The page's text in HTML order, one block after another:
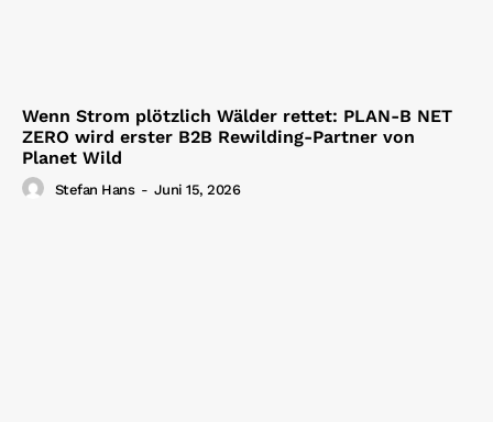
Wenn Strom plötzlich Wälder rettet: PLAN-B NET
ZERO wird erster B2B Rewilding-Partner von
Planet Wild
Stefan Hans - Juni 15, 2026